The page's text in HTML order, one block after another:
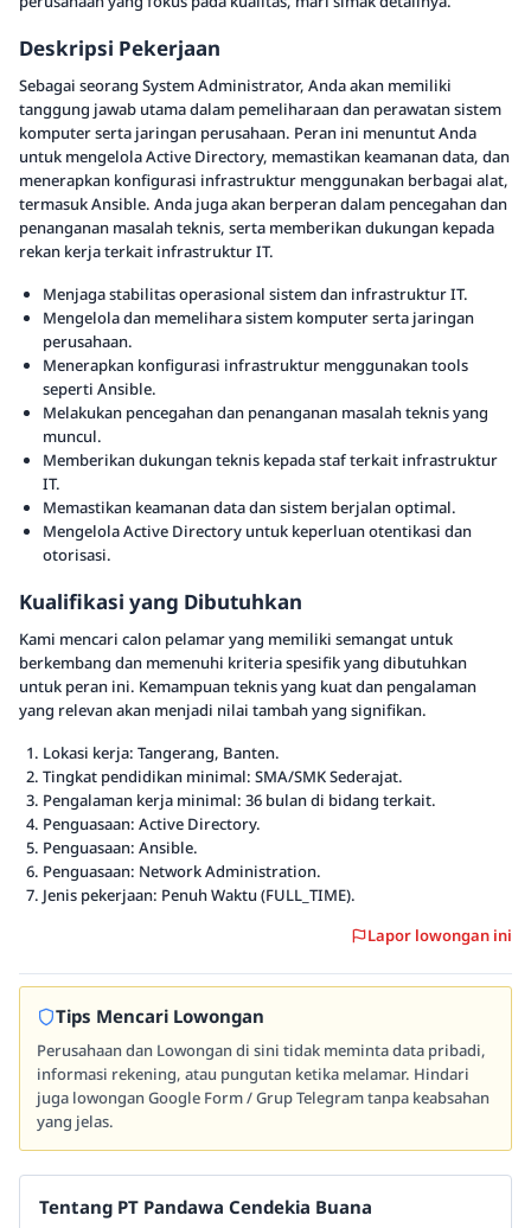
Deskripsi Pekerjaan
Sebagai seorang System Administrator, Anda akan memiliki
tanggung jawab utama dalam pemeliharaan dan perawatan sistem
komputer serta jaringan perusahaan. Peran ini menuntut Anda
untuk mengelola Active Directory, memastikan keamanan data, dan
menerapkan konfigurasi infrastruktur menggunakan berbagai alat,
termasuk Ansible. Anda juga akan berperan dalam pencegahan dan
penanganan masalah teknis, serta memberikan dukungan kepada
rekan kerja terkait infrastruktur IT.
Menjaga stabilitas operasional sistem dan infrastruktur IT.
Mengelola dan memelihara sistem komputer serta jaringan
perusahaan.
Menerapkan konfigurasi infrastruktur menggunakan tools
seperti Ansible.
Melakukan pencegahan dan penanganan masalah teknis yang
muncul.
Memberikan dukungan teknis kepada staf terkait infrastruktur
IT.
Memastikan keamanan data dan sistem berjalan optimal.
Mengelola Active Directory untuk keperluan otentikasi dan
otorisasi.
Kualifikasi yang Dibutuhkan
Kami mencari calon pelamar yang memiliki semangat untuk
berkembang dan memenuhi kriteria spesifik yang dibutuhkan
untuk peran ini. Kemampuan teknis yang kuat dan pengalaman
yang relevan akan menjadi nilai tambah yang signifikan.
Lokasi kerja: Tangerang, Banten.
Tingkat pendidikan minimal: SMA/SMK Sederajat.
Pengalaman kerja minimal: 36 bulan di bidang terkait.
Penguasaan: Active Directory.
Penguasaan: Ansible.
Penguasaan: Network Administration.
Jenis pekerjaan: Penuh Waktu (FULL_TIME).
Lapor lowongan ini
Tips Mencari Lowongan
Perusahaan dan Lowongan di sini tidak meminta data pribadi,
informasi rekening, atau pungutan ketika melamar. Hindari
juga lowongan Google Form / Grup Telegram tanpa keabsahan
yang jelas.
Tentang PT Pandawa Cendekia Buana